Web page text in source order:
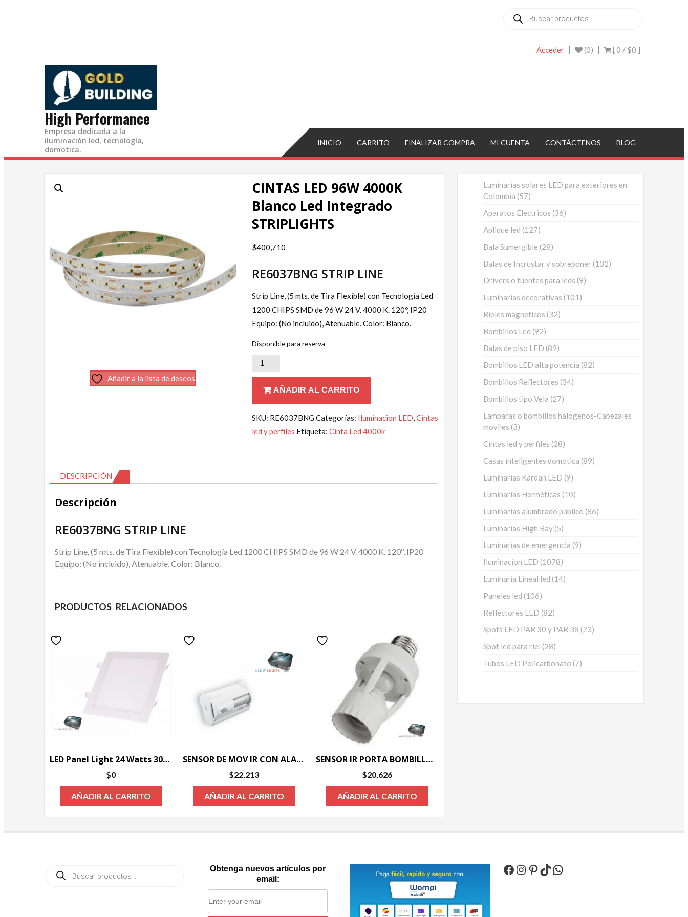
productos
[ 0 / $0 ]
(0)
Acceder
High Performance
Empresa dedicada a la
iluminación led, tecnología,
domotica.
INICIO CARRITO FINALIZAR COMPRA MI CUENTA CONTÁCTENOS BLOG
Añadir a la lista de deseos
CINTAS LED 96W 4000K
Blanco Led Integrado
STRIPLIGHTS
$400,710
RE6037BNG STRIP LINE
Strip Line, (5 mts. de Tira Flexible) con Tecnología Led
1200 CHIPS SMD de 96 W 24 V. 4000 K. 120º, IP20
Equipo: (No incluido), Atenuable. Color: Blanco.
Disponible para reserva
CINTAS
LED
96W
4000K
Blanco
Led
AÑADIR AL CARRITO
SKU: RE6037BNG Categorías: Iluminacion LED,Cintas
led y perfiles Etiqueta:Cinta Led 4000k
DESCRIPCIÓN
Descripción
RE6037BNG STRIP LINE
Strip Line, (5 mts. de Tira Flexible) con Tecnología Led 1200 CHIPS SMD de 96 W 24 V. 4000 K. 120º, IP20
Equipo: (No incluido), Atenuable. Color: Blanco.
PRODUCTOS RELACIONADOS
LED Panel Light 24 Watts 30X30CM
$0
AÑADIR AL CARRITO
SENSOR DE MOV IR CON ALARMA
$22,213
AÑADIR AL CARRITO
SENSOR IR PORTA BOMBILLO E27
$20,626
AÑADIR AL CARRITO
Luminarias solares LED para exteriores en
Colombia 5757
Aparatos Electricos 3636
Aplique led 127127
Bala Sumergible 2828
Balas de Incrustar y sobreponer 132132
Drivers o fuentes para leds 99
Luminarias decorativas 101 101
Rieles magneticos 3232
Bombillos Led 9292
Balas de piso LED 8989
Bombillos LED alta potencia 8282
Bombillos Reflectores 3434
Bombillos tipo Vela 2727
Lamparas o bombillos halogenos-Cabezales
moviles 33
Cintas led y perfiles 2828
Casas inteligentes domotica 8989
Luminarias Kardan LED 99
Luminarias Herméticas 1010
Luminarias alumbrado publico 8686
Luminarias High Bay 55
Luminarias de emergencia 99
Iluminacion LED 10781078
Luminaria Lineal led 1414
Paneles led 106106
Reflectores LED 8282
Spots LED PAR 30 y PAR 38 2323
Spot led para riel 2828
Tubos LED Policarbonato 77
productos
Obtenga nuevos artículos por
email:
Facebook
Instagram
Pinterest
TikTokWhatsApp